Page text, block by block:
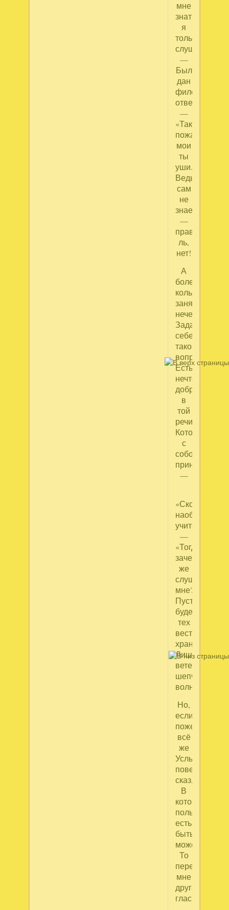
мне
знать,
я
только
слушал…»
—
Был
дан
философу
ответ.
—
«Так
пожалей
мои
ты
уши...
Ведь
сам
не
знаешь
—
правда
ль,
нет!
А
боле,
коль
заняться
нечем,
Задай
себе
такой
вопрос:
Есть,
нечто
доброе,
в
той
речи,
Которую
с
собой
принёс?»
—
«Скорей,
наоборот,
учитель!»
—
«Тогда
зачем
же
слушать
мне?
Пусть
будет
тех
вестей
хранитель,
Лишь
ветер,
шепчущий
волне!
Но,
если
пожелаешь
всё
же
Услышанный
поведать
сказ,
В
котором
польза
есть,
быть
может,
То
передай
мне
друга
глас!»